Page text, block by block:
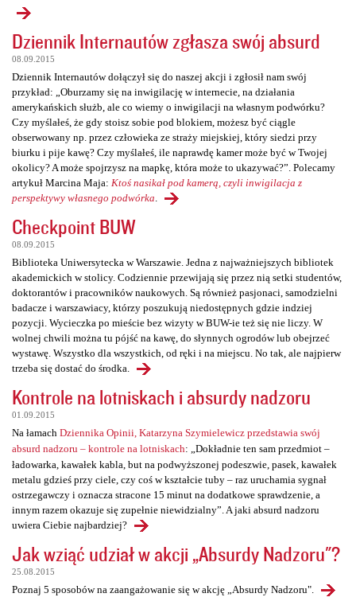
Dziennik Internautów zgłasza swój absurd
08.09.2015
Dziennik Internautów dołączył się do naszej akcji i zgłosił nam swój
przykład: „Oburzamy się na inwigilację w internecie, na działania
amerykańskich służb, ale co wiemy o inwigilacji na własnym podwórku?
Czy myślałeś, że gdy stoisz sobie pod blokiem, możesz być ciągle
obserwowany np. przez człowieka ze straży miejskiej, który siedzi przy
biurku i pije kawę? Czy myślałeś, ile naprawdę kamer może być w Twojej
okolicy? A może spojrzysz na mapkę, która może to ukazywać?”. Polecamy
artykuł Marcina Maja: Ktoś nasikał pod kamerą, czyli inwigilacja z
perspektywy własnego podwórka
Checkpoint BUW
08.09.2015
Biblioteka Uniwersytecka w Warszawie. Jedna z najważniejszych bibliotek
akademickich w stolicy. Codziennie przewijają się przez nią setki studentów,
doktorantów i pracowników naukowych. Są również pasjonaci, samodzielni
badacze i warszawiacy, którzy poszukują niedostępnych gdzie indziej
pozycji. Wycieczka po mieście bez wizyty w BUW-ie też się nie liczy. W
wolnej chwili można tu pójść na kawę, do słynnych ogrodów lub obejrzeć
wystawę. Wszystko dla wszystkich, od ręki i na miejscu. No tak, ale najpierw
trzeba się dostać do środka.
Kontrole na lotniskach i absurdy nadzoru
01.09.2015
Na łamach Dziennika Opinii, Katarzyna Szymielewicz przedstawia swój
absurd nadzoru – kontrole na lotniskach: „Dokładnie ten sam przedmiot –
ładowarka, kawałek kabla, but na podwyższonej podeszwie, pasek, kawałek
metalu gdzieś przy ciele, czy coś w kształcie tuby – raz uruchamia sygnał
ostrzegawczy i oznacza stracone 15 minut na dodatkowe sprawdzenie, a
innym razem okazuje się zupełnie niewidzialny”. A jaki absurd nadzoru
uwiera Ciebie najbardziej?
Jak wziąć udział w akcji „Absurdy Nadzoru"?
25.08.2015
Poznaj 5 sposobów na zaangażowanie się w akcję „Absurdy Nadzoru".